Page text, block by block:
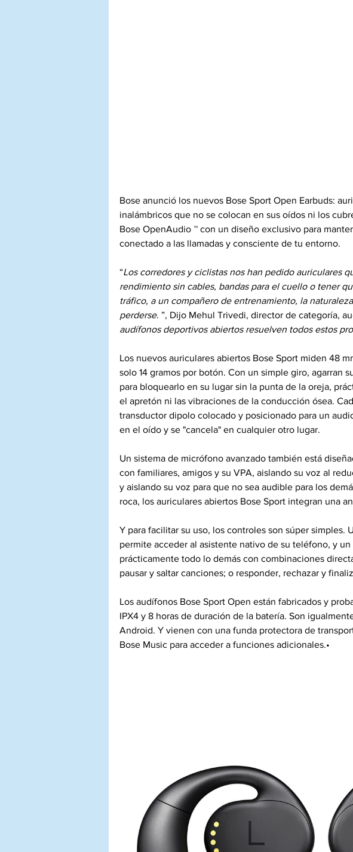
Bose anunció los nuevos Bose Sport Open Earbuds:
inalámbricos que no se colocan en sus oídos ni los
Bose OpenAudio ™ con un diseño exclusivo para
conectado a las llamadas y consciente de tu entorno.
“Los corredores y ciclistas nos han pedido auriculares
rendimiento sin cables, bandas para el cuello o tener
tráfico, a un compañero de entrenamiento, la
perderse. ”, Dijo Mehul Trivedi, director de categoría,
audífonos deportivos abiertos resuelven todos estos
Los nuevos auriculares abiertos Bose Sport miden 48
solo 14 gramos por botón. Con un simple giro, agarran
para bloquearlo en su lugar sin la punta de la oreja,
el apretón ni las vibraciones de la conducción ósea.
transductor dipolo colocado y posicionado para un
en el oído y se "cancela" en cualquier otro lugar.
Un sistema de micrófono avanzado también está
con familiares, amigos y su VPA, aislando su voz al
y aislando su voz para que no sea audible para los
roca, los auriculares abiertos Bose Sport integran una
Y para facilitar su uso, los controles son súper
permite acceder al asistente nativo de su teléfono, y
prácticamente todo lo demás con combinaciones
pausar y saltar canciones; o responder, rechazar y
Los audífonos Bose Sport Open están fabricados y
IPX4 y 8 horas de duración de la batería. Son
Android. Y vienen con una funda protectora de
Bose Music para acceder a funciones adicionales.•